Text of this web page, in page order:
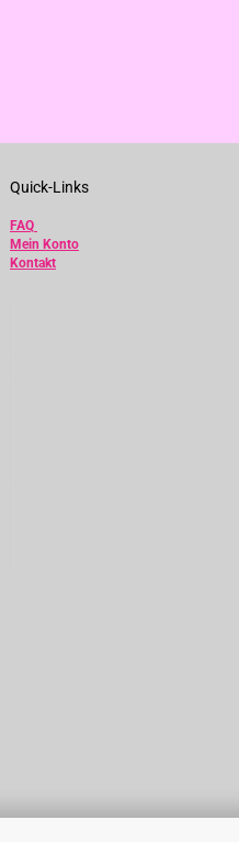
Quick-Links
FAQ
Mein Konto
Kontakt